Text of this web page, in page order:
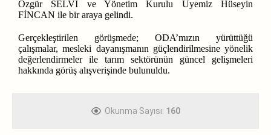
Özgür SELVİ ve Yönetim Kurulu Üyemiz Hüseyin
FİNCAN ile bir araya gelindi.
Gerçekleştirilen görüşmede; ODA’mızın yürüttüğü
çalışmalar, mesleki dayanışmanın güçlendirilmesine yönelik
değerlendirmeler ile tarım sektörünün güncel gelişmeleri
hakkında görüş alışverişinde bulunuldu.
Okunma Sayısı: 160